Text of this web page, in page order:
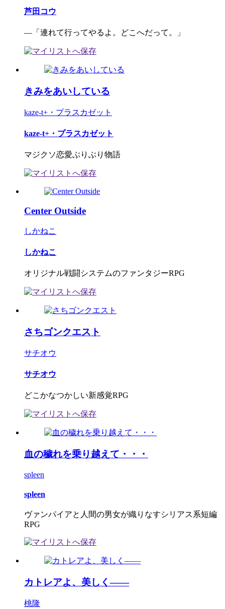
芦田コウ
―「連れて行ってやるよ。どこへだって。」
きみをあいしている
kaze-t+・プラスカゼット
kaze-t+・プラスカゼット
マジクソ恋愛ぶりぶり物語
Center Outside
しかねこ
しかねこ
オリジナル戦闘システムのファンタジーRPG
さちゴンクエスト
サチオウ
サチオウ
どこかなつかしい新感覚RPG
血の穢れを乗り越えて・・・
spleen
spleen
ヴァンパイアと人間の男女が織りなすシリアス系短編
RPG
カトレアよ、美しく――
桃隆